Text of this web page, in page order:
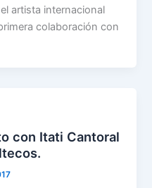
artista internacional
colaboración con
con Itati Cantoral